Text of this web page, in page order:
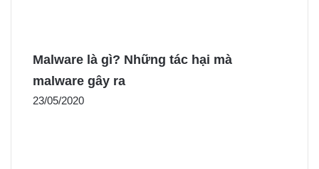
Malware là gì? Những tác hại mà
malware gây ra
23/05/2020